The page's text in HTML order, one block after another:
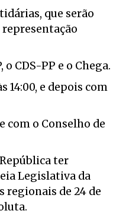
que serão
representação
CDS-PP e o Chega.
14:00, e depois com
com o Conselho de
ter
Legislativa da
regionais de 24 de